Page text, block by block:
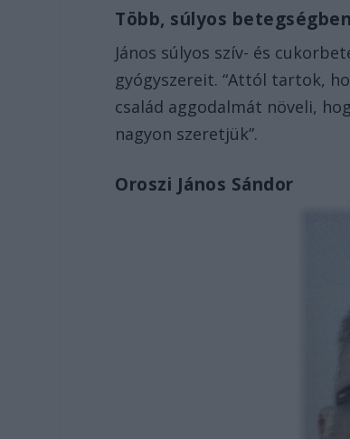
Több, súlyos
János súlyos szív- és
gyógyszereit. “Attól tartok,
család aggodalmát növeli,
nagyon szeretjük”.
Oroszi János Sándor